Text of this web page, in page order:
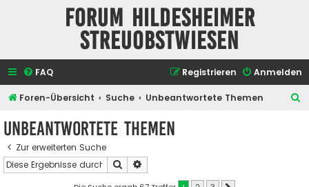
Forum Hildesheimer
Streuobstwiesen
FAQ Anmelden
Registrieren
Foren-Übersicht Suche Unbeantwortete Themen
Unbeantwortete Themen
Zur erweiterten Suche
Suche